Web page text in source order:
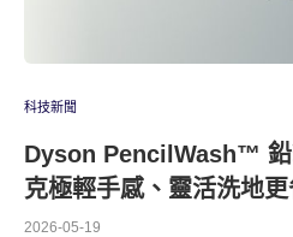
科技新聞
Dyson PencilWash™ 鉛
克極輕手感、靈活洗地更
2026-05-19